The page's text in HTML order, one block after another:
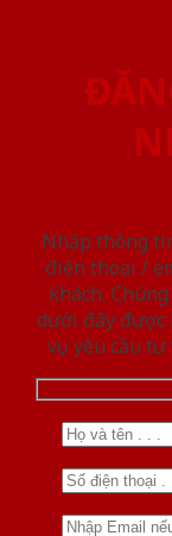
Nhập thông
điện thoại /
khách.
dưới đây được
vụ yêu cầu tư